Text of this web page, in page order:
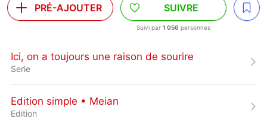
PRÉ-AJOUTER SUIVRE
Suivi par 1 056 personnes
Ici, on a toujours une raison de sourire
Serie
Edition simple • Meian
Edition